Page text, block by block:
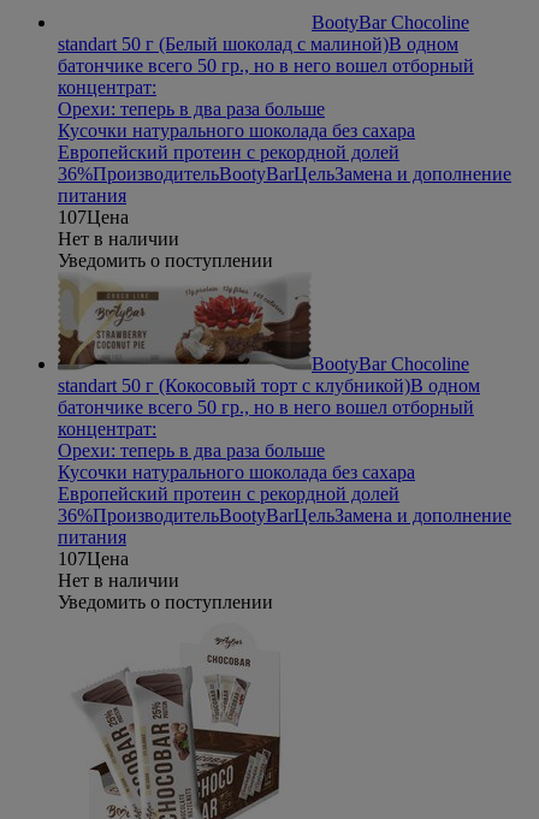
BootyBar Chocoline
standart 50 г (Белый шоколад с малиной)В одном
батончике всего 50 гр., но в него вошел отборный
концентрат:
Орехи: теперь в два раза больше
Кусочки натурального шоколада без сахара
Европейский протеин с рекордной долей
36%ПроизводительBootyBarЦельЗамена и дополнение
питания
107Цена
Нет в наличии
Уведомить о поступлении
BootyBar Chocoline
standart 50 г (Кокосовый торт с клубникой)В одном
батончике всего 50 гр., но в него вошел отборный
концентрат:
Орехи: теперь в два раза больше
Кусочки натурального шоколада без сахара
Европейский протеин с рекордной долей
36%ПроизводительBootyBarЦельЗамена и дополнение
питания
107Цена
Нет в наличии
Уведомить о поступлении